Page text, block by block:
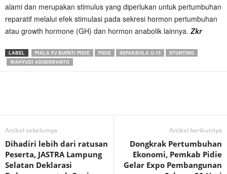
alami dan merupakan stimulus yang diperlukan untuk pertumbuhan
reparatif melalui efek stimulasi pada sekresi hormon pertumbuhan
atau growth hormone (GH) dan hormon anabolik lainnya. Zkr
LABEL PIALA PJ BUPATI PIDIE PIDIE SEPAKBOLA U-15
STUNTING
WAHYUDI ADISISWANTO
Artikel sebelumya
Dihadiri lebih dari ratusan
Peserta, JASTRA Lampung
Selatan Deklarasi
Artikel berikutnya
Dongkrak Pertumbuhan
Ekonomi, Pemkab Pidie
Gelar Expo Pembangunan